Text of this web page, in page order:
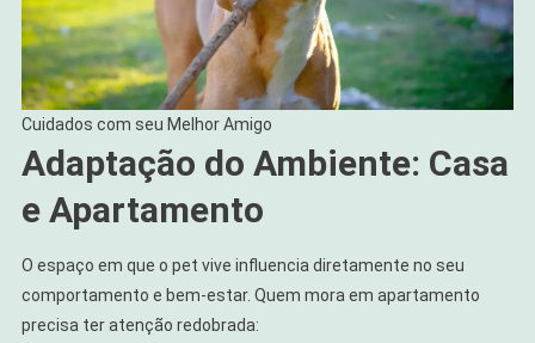
Cuidados com seu Melhor Amigo
Adaptação do Ambiente: Casa
e Apartamento
O espaço em que o pet vive influencia diretamente no seu
comportamento e bem-estar. Quem mora em apartamento
precisa ter atenção redobrada: